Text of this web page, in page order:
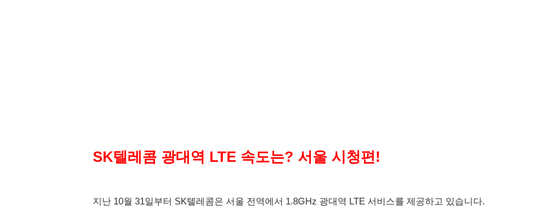
SK텔레콤 광대역 LTE 속도는? 서울 시청편!
지난 10월 31일부터 SK텔레콤은 서울 전역에서 1.8GHz 광대역 LTE 서비스를 제공하고 있습니다.